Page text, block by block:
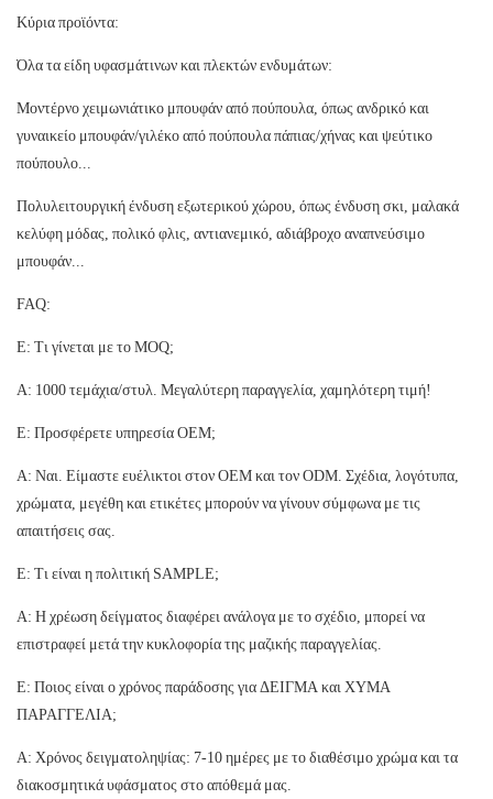
Κύρια προϊόντα:
Όλα τα είδη υφασμάτινων και πλεκτών ενδυμάτων:
Μοντέρνο χειμωνιάτικο μπουφάν από πούπουλα, όπως ανδρικό και
γυναικείο μπουφάν/γιλέκο από πούπουλα πάπιας/χήνας και ψεύτικο
πούπουλο...
Πολυλειτουργική ένδυση εξωτερικού χώρου, όπως ένδυση σκι, μαλακά
κελύφη μόδας, πολικό φλις, αντιανεμικό, αδιάβροχο αναπνεύσιμο
μπουφάν...
FAQ:
Ε: Τι γίνεται με το MOQ;
Α: 1000 τεμάχια/στυλ. Μεγαλύτερη παραγγελία, χαμηλότερη τιμή!
Ε: Προσφέρετε υπηρεσία OEM;
Α: Ναι. Είμαστε ευέλικτοι στον OEM και τον ODM. Σχέδια, λογότυπα,
χρώματα, μεγέθη και ετικέτες μπορούν να γίνουν σύμφωνα με τις
απαιτήσεις σας.
Ε: Τι είναι η πολιτική SAMPLE;
Α: Η χρέωση δείγματος διαφέρει ανάλογα με το σχέδιο, μπορεί να
επιστραφεί μετά την κυκλοφορία της μαζικής παραγγελίας.
Ε: Ποιος είναι ο χρόνος παράδοσης για ΔΕΙΓΜΑ και ΧΥΜΑ
ΠΑΡΑΓΓΕΛΙΑ;
Α: Χρόνος δειγματοληψίας: 7-10 ημέρες με το διαθέσιμο χρώμα και τα
διακοσμητικά υφάσματος στο απόθεμά μας.